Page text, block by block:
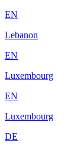
EN
Lebanon
EN
Luxembourg
EN
Luxembourg
DE